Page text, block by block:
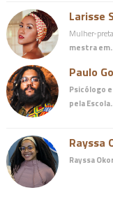
Larisse
Mulher-
mestra
Paulo
Psicólogo
pela
Rayssa
Rayssa